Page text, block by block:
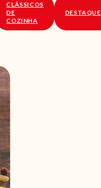
CLÁSSICOS
DE
COZINHA
DESTAQUE